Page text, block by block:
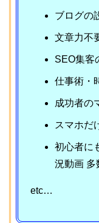
ブログの
文章力不
SEO集客
仕事術・
成功者の
スマホだ
初心者に
況動画 多
etc…